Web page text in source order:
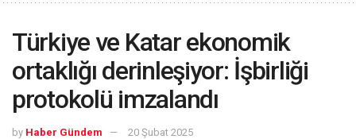
Türkiye ve Katar ekonomik
ortaklığı derinleşiyor: İşbirliği
protokolü imzalandı
by Haber Gündem 20 Şubat 2025